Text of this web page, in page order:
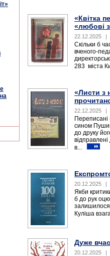
«Квітка
«любові
22.12.2025 |
Скільки б
вченого-
283 міста
«Листи з
22.12.2025 |
Переписані
сином
до друку
в...
20.12.2025 |
Якби
б до рук оцю
залишилося
Куліша
Дуже
20.12.2025 |